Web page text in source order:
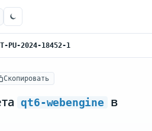
PU-2024-18452-1
Скопировать
qt6-webengine
в